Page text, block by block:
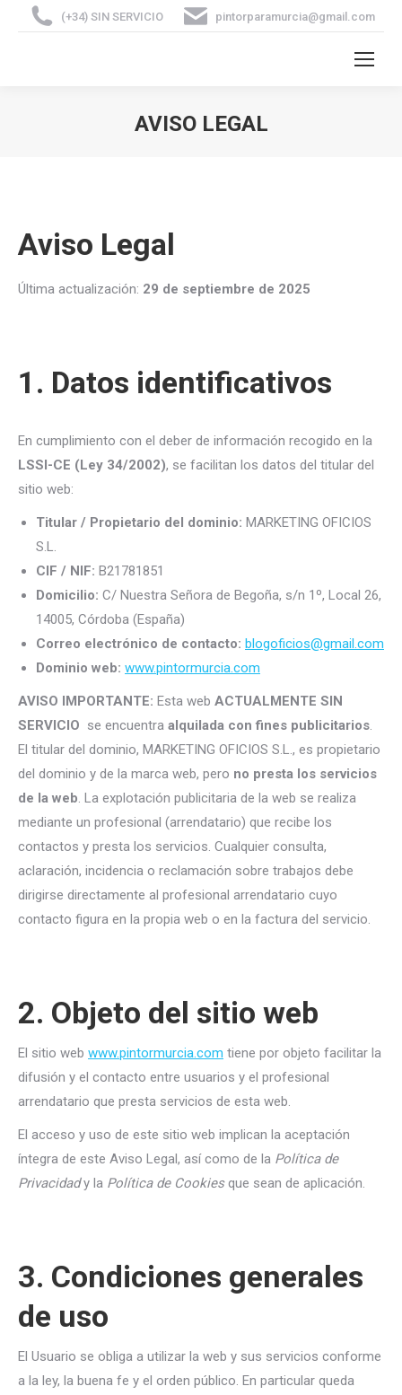
(+34) SIN SERVICIO pintorparamurcia@gmail.com
AVISO LEGAL
Aviso Legal
Última actualización: 29 de septiembre de 2025
1. Datos identificativos
En cumplimiento con el deber de información recogido en la
LSSI-CE (Ley 34/2002), se facilitan los datos del titular del
sitio web:
Titular / Propietario del dominio: MARKETING OFICIOS
S.L.
CIF / NIF: B21781851
Domicilio: C/ Nuestra Señora de Begoña, s/n 1º, Local 26,
14005, Córdoba (España)
Correo electrónico de contacto: blogoficios@gmail.com
Dominio web: www.pintormurcia.com
AVISO IMPORTANTE: Esta web ACTUALMENTE SIN
SERVICIO se encuentra alquilada con fines publicitarios.
El titular del dominio, MARKETING OFICIOS S.L., es propietario
del dominio y de la marca web, pero no presta los servicios
de la web. La explotación publicitaria de la web se realiza
mediante un profesional (arrendatario) que recibe los
contactos y presta los servicios. Cualquier consulta,
aclaración, incidencia o reclamación sobre trabajos debe
dirigirse directamente al profesional arrendatario cuyo
contacto figura en la propia web o en la factura del servicio.
2. Objeto del sitio web
El sitio web www.pintormurcia.com tiene por objeto facilitar la
difusión y el contacto entre usuarios y el profesional
arrendatario que presta servicios de esta web.
El acceso y uso de este sitio web implican la aceptación
íntegra de este Aviso Legal, así como de la Política de
Privacidady la Política de Cookiesque sean de aplicación.
3. Condiciones generales
de uso
El Usuario se obliga a utilizar la web y sus servicios conforme
a la ley, la buena fe y el orden público. En particular queda